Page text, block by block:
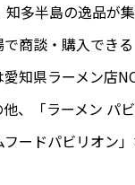
知多半島の逸品が
商談・購入でき
知県ラーメン店
、「ラーメン パ
ードパビリオン